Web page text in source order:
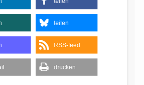
teilen
RSS-feed
drucken